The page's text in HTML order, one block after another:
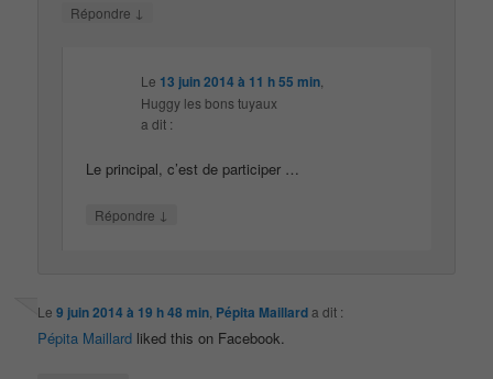
Répondre ↓
Le 13 juin 2014 à 11 h 55 min
Huggy les bons tuyaux
a dit :
Le principal, c’est de participer …
Répondre ↓
Le9 juin 2014 à 19 h 48 min Pépita Maillarda dit :
Pépita Maillard liked this on Facebook.